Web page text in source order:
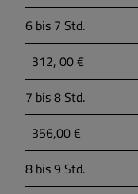
6 bis 7 Std.
312, 00 €
7 bis 8 Std.
356,00 €
8 bis 9 Std.